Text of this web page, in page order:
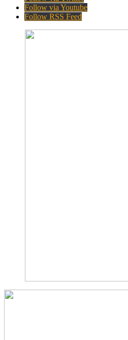
Follow via Youtube
Follow RSS Feed